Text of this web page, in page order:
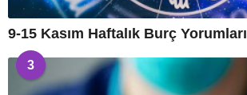
9-15 Kasım Haftalık Burç Yorumları
3